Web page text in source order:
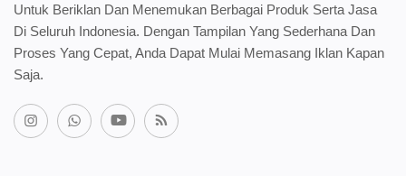
Untuk Beriklan Dan Menemukan Berbagai Produk Serta Jasa
Di Seluruh Indonesia. Dengan Tampilan Yang Sederhana Dan
Proses Yang Cepat, Anda Dapat Mulai Memasang Iklan Kapan
Saja.